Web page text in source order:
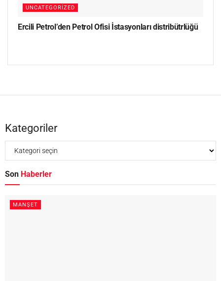
UNCATEGORIZED
Ercili Petrol’den Petrol Ofisi İstasyonları distribütrlüğü
Kategoriler
Son Haberler
MANŞET